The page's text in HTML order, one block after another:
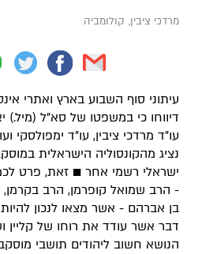
מרדכי ציבין, קולומביה
עיתוני סוף השבוע בארץ ואתרי
דיווחו כי במשפטו של סא"ל (מיל.)
עו"ד מרדכי ציבין, עו"ד ימפולסקי
נציג מהקונסוליה הישראלית
ישראלי רשמי אחר ■ זאת, פרט
- הרב שמואל קופרמן, הרב
בן אברהם - אשר מצאו לנכון
דבר אשר עודד את רוחו של קליין
הנושא חשוב ליהודים תושבי